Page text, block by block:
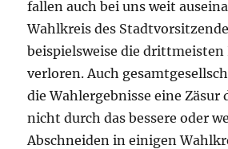
fallen auch bei uns weit
Wahlkreis des
beispielsweise die
verloren. Auch
die Wahlergebnisse eine Zäsur
nicht durch das bessere oder
Abschneiden in einigen